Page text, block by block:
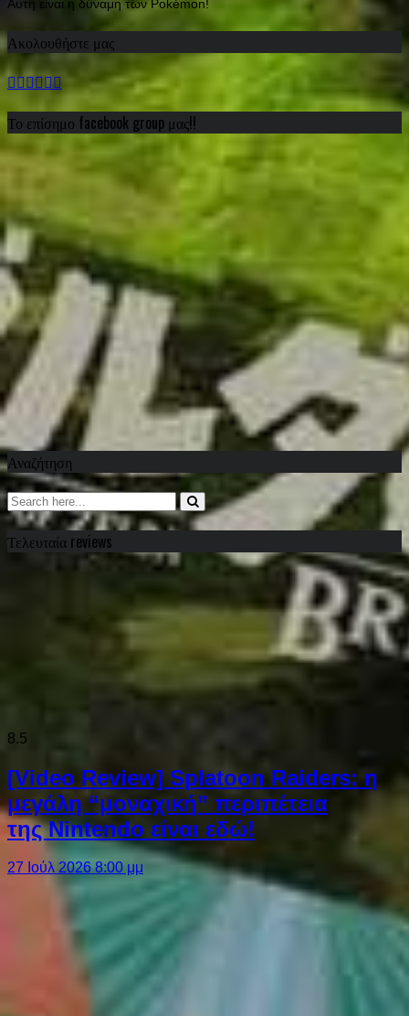
Αυτή είναι η δύναμη των Pokémon!
Ακολουθήστε μας
Το επίσημο facebook group μας!!
Αναζήτηση
Τελευταία reviews
8.5
[Video Review] Splatoon Raiders: η
μεγάλη “μοναχική” περιπέτεια
της Nintendo είναι εδώ!
27 Ιούλ 2026 8:00 μμ